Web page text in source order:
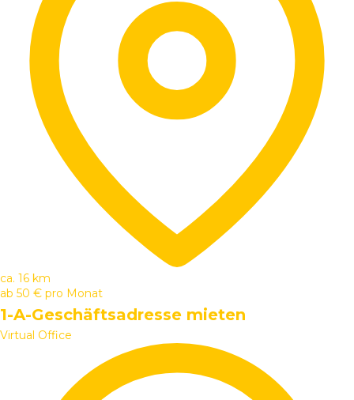
ca. 16 km
ab 50 € pro Monat
1-A-Geschäftsadresse mieten
Virtual Office